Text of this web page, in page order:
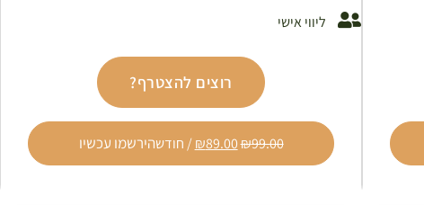
ליווי אישי
רוצים להצטרף?
₪99.00
₪89.00 / חודשהירשמו עכשיו